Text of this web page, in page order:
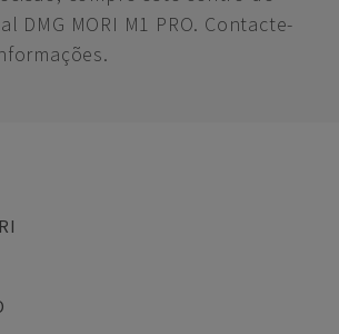
DMG MORI M1 PRO. Contacte-